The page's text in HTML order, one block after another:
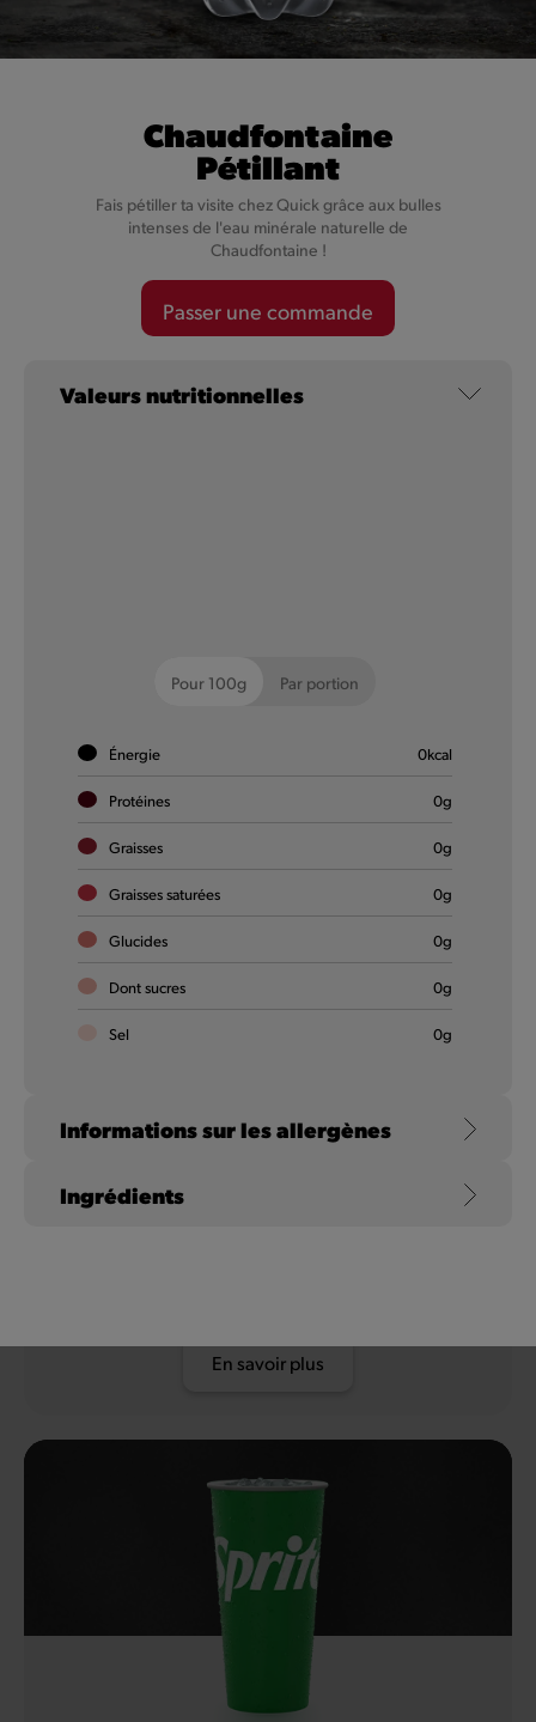
Coca-Cola
Un mélange unique d'ingrédients, avec de la caféine, de
l'eau pétillante et un léger goût de caramel.
En savoir plus
d’ingrédients comme la caféine, l’eau gazeuse et une petite
En savoir plus
Coca-Cola Zero Sugar
En savoir plus
Chaudfontaine
Pétillant
Fais pétiller ta visite chez Quick grâce aux bulles
intenses de l'eau minérale naturelle de
Chaudfontaine !
Passer une commande
Valeurs nutritionnelles
Pour 100g Par portion
Énergie 0kcal
Protéines 0g
Graisses 0g
Graisses saturées 0g
Glucides 0g
Dont sucres 0g
Sel 0g
Informations sur les allergènes
Ingrédients